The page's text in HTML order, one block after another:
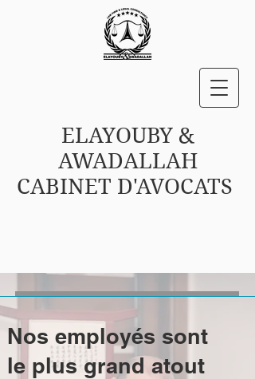
ELAYOUBY &
AWADALLAH
CABINET D'AVOCATS
Nos employés sont
le plus grand atout